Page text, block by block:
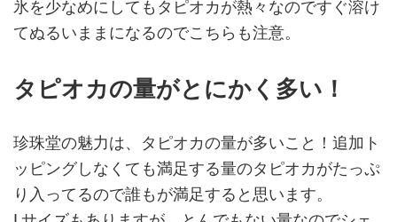
氷を少なめにしてもタピオカが熱々なのですぐ溶け
てぬるいままになるのでこちらも注意。
タピオカの量がとにかく多い！
珍珠堂の魅力は、タピオカの量が多いこと！追加ト
ッピングしなくても満足する量のタピオカがたっぷ
り入ってるので誰もが満足すると思います。